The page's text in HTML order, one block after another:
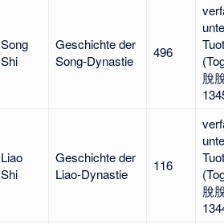
Song
Shi
Geschichte der
Song-Dynastie
496
脫
Liao
Shi
Geschichte der
Liao-Dynastie
116
脫